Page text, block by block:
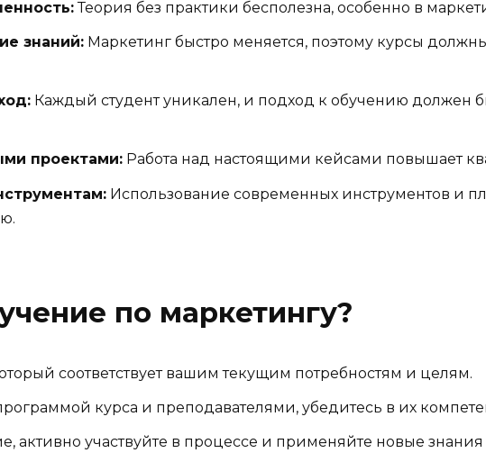
Теория без практики бесполезна, особенно в
знаний: Маркетинг быстро меняется, поэтому курсы
Каждый студент уникален, и подход к обучению должен
проектами: Работа над настоящими кейсами повышает
Использование современных инструментов и
по маркетингу?
соответствует вашим текущим потребностям и целям.
курса и преподавателями, убедитесь в их
активно участвуйте в процессе и применяйте новые знания